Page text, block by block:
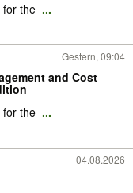
for the ...
Gestern, 09:04
and Cost
for the ...
04.08.2026